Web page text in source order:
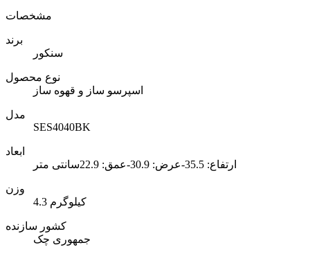
مشخصات
برند
سنکور
نوع محصول
اسپرسو ساز و قهوه ساز
مدل
SES4040BK
ابعاد
ارتفاع: 35.5-عرض: 30.9-عمق: 22.9سانتی متر
وزن
4.3 کیلوگرم
کشور سازنده
جمهوری چک